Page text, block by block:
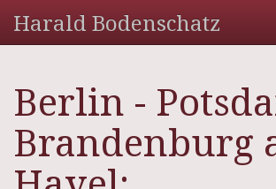
Harald Bodenschatz
Berlin -
Brandenburg